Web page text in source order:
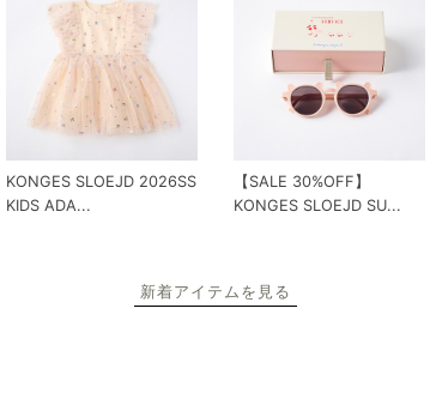
KONGES SLOEJD 2026SS
KIDS ADA...
【SALE 30%OFF】
KONGES SLOEJD SU...
新着アイテムを見る